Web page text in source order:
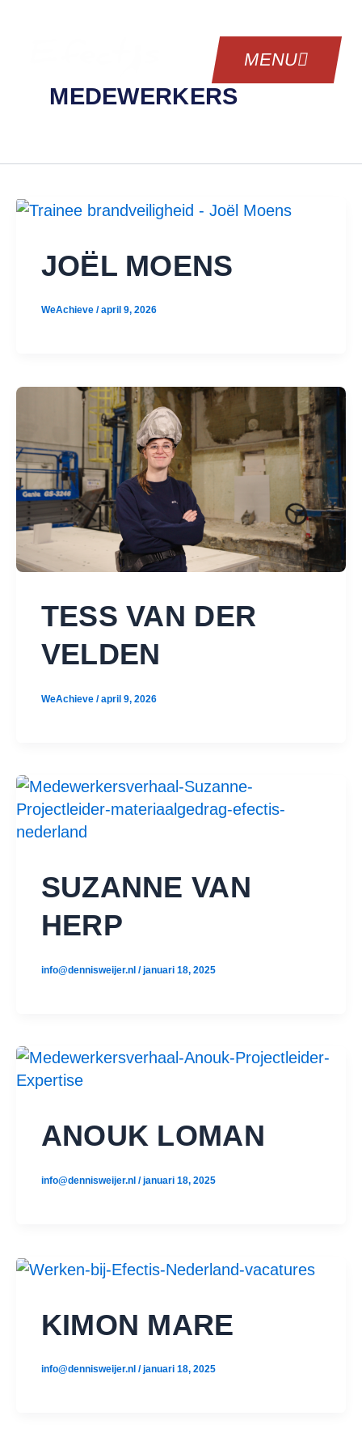
MENU
MEDEWERKERS
JOËL MOENS
WeAchieve /april 9, 2026
TESS VAN DER
VELDEN
WeAchieve /april 9, 2026
SUZANNE VAN
HERP
info@dennisweijer.nl /januari 18, 2025
ANOUK LOMAN
info@dennisweijer.nl /januari 18, 2025
KIMON MARE
info@dennisweijer.nl /januari 18, 2025